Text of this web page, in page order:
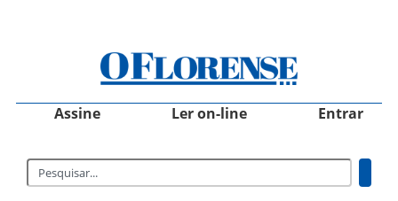
Assine Ler on-line Entrar